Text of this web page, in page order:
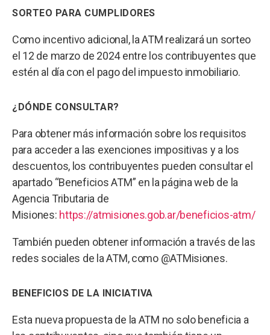
SORTEO PARA CUMPLIDORES
Como incentivo adicional, la ATM realizará un sorteo
el 12 de marzo de 2024 entre los contribuyentes que
estén al día con el pago del impuesto inmobiliario.
¿DÓNDE CONSULTAR?
Para obtener más información sobre los requisitos
para acceder a las exenciones impositivas y a los
descuentos, los contribuyentes pueden consultar el
apartado “Beneficios ATM” en la página web de la
Agencia Tributaria de
Misiones: https://atmisiones.gob.ar/beneficios-atm/
También pueden obtener información a través de las
redes sociales de la ATM, como @ATMisiones.
BENEFICIOS DE LA INICIATIVA
Esta nueva propuesta de la ATM no solo beneficia a